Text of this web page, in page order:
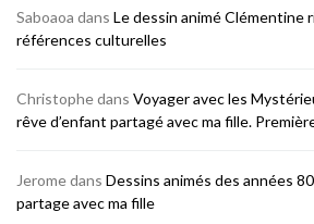
Saboaoa dans Le dessin animé Clémentine
références culturelles
Christophedans Voyager avec les
rêve d’enfant partagé avec ma fille.
Jeromedans Dessins animés des années
partage avec ma fille